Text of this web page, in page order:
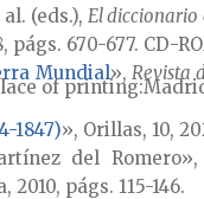
(eds.),El diccionario
670-677. CD-
Mundial»,Revista
1847)», Orillas, 10,
del
págs. 115-146.
of printing